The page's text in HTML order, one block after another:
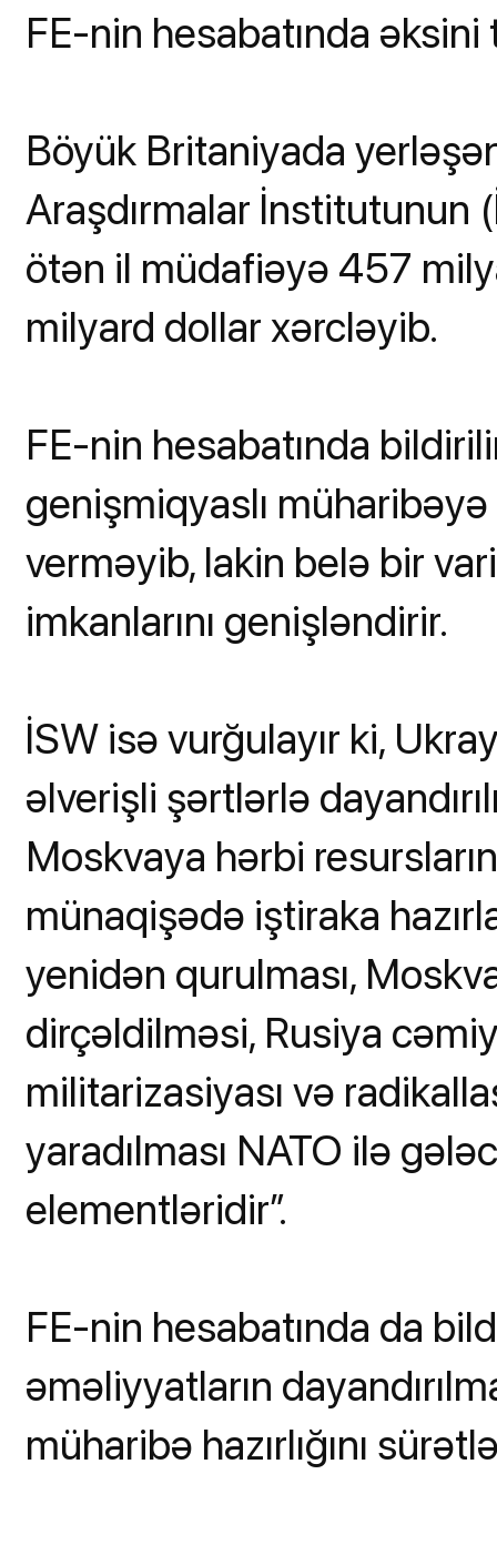
FE-nin hesabatında əksini
Böyük Britaniyada
Araşdırmalar İnstitutunun
ötən il müdafiəyə 457
milyard dollar xərcləyib.
FE-nin hesabatında
genişmiqyaslı müharibəyə
verməyib, lakin belə bir
imkanlarını genişləndirir.
İSW isə vurğulayır ki,
əlverişli şərtlərlə
Moskvaya hərbi
münaqişədə iştiraka
yenidən qurulması,
dirçəldilməsi, Rusiya
militarizasiyası və
yaradılması NATO ilə
elementləridir”.
FE-nin hesabatında da
əməliyyatların
müharibə hazırlığını